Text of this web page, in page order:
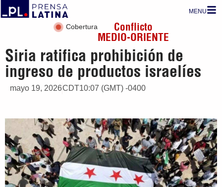
MENU
Cobertura
Conflicto
MEDIO-ORIENTE
Siria ratifica prohibición de
ingreso de productos israelíes
mayo 19, 2026CDT10:07 (GMT) -0400